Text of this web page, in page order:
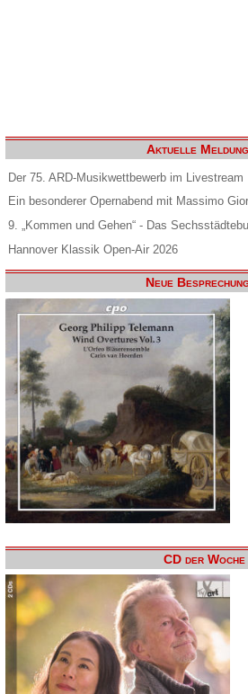
Aktuelle
Der 75. ARD-Musikwettbewerb im Livestream
Ein besonderer Opernabend mit Massimo
9. „Kommen und Gehen“ - Das
Hannover Klassik Open-Air 2026
Neue
CD der Woche